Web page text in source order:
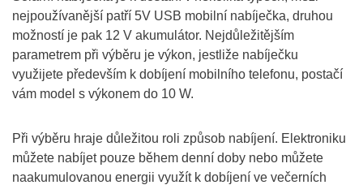
nejpoužívanější patří 5V USB mobilní nabíječka, druhou
možností je pak 12 V akumulátor. Nejdůležitějším
parametrem při výběru je výkon, jestliže nabíječku
využijete především k dobíjení mobilního telefonu, postačí
vám model s výkonem do 10 W.
Při výběru hraje důležitou roli způsob nabíjení. Elektroniku
můžete nabíjet pouze během denní doby nebo můžete
naakumulovanou energii využít k dobíjení ve večerních